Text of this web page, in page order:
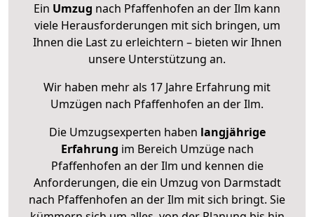
Ein Umzug nach Pfaffenhofen an der Ilm kann
viele Herausforderungen mit sich bringen, um
Ihnen die Last zu erleichtern – bieten wir Ihnen
unsere Unterstützung an.
Wir haben mehr als 17 Jahre Erfahrung mit
Umzügen nach Pfaffenhofen an der Ilm.
Die Umzugsexperten haben langjährige
Erfahrung im Bereich Umzüge nach
Pfaffenhofen an der Ilm und kennen die
Anforderungen, die ein Umzug von Darmstadt
nach Pfaffenhofen an der Ilm mit sich bringt. Sie